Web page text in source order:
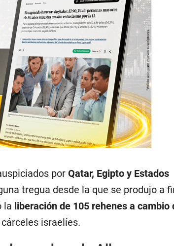
porQatar, Egipto y Estados
tregua desde la que se produjo a
la liberación de 105 rehenes a cambio
cárceles israelíes.